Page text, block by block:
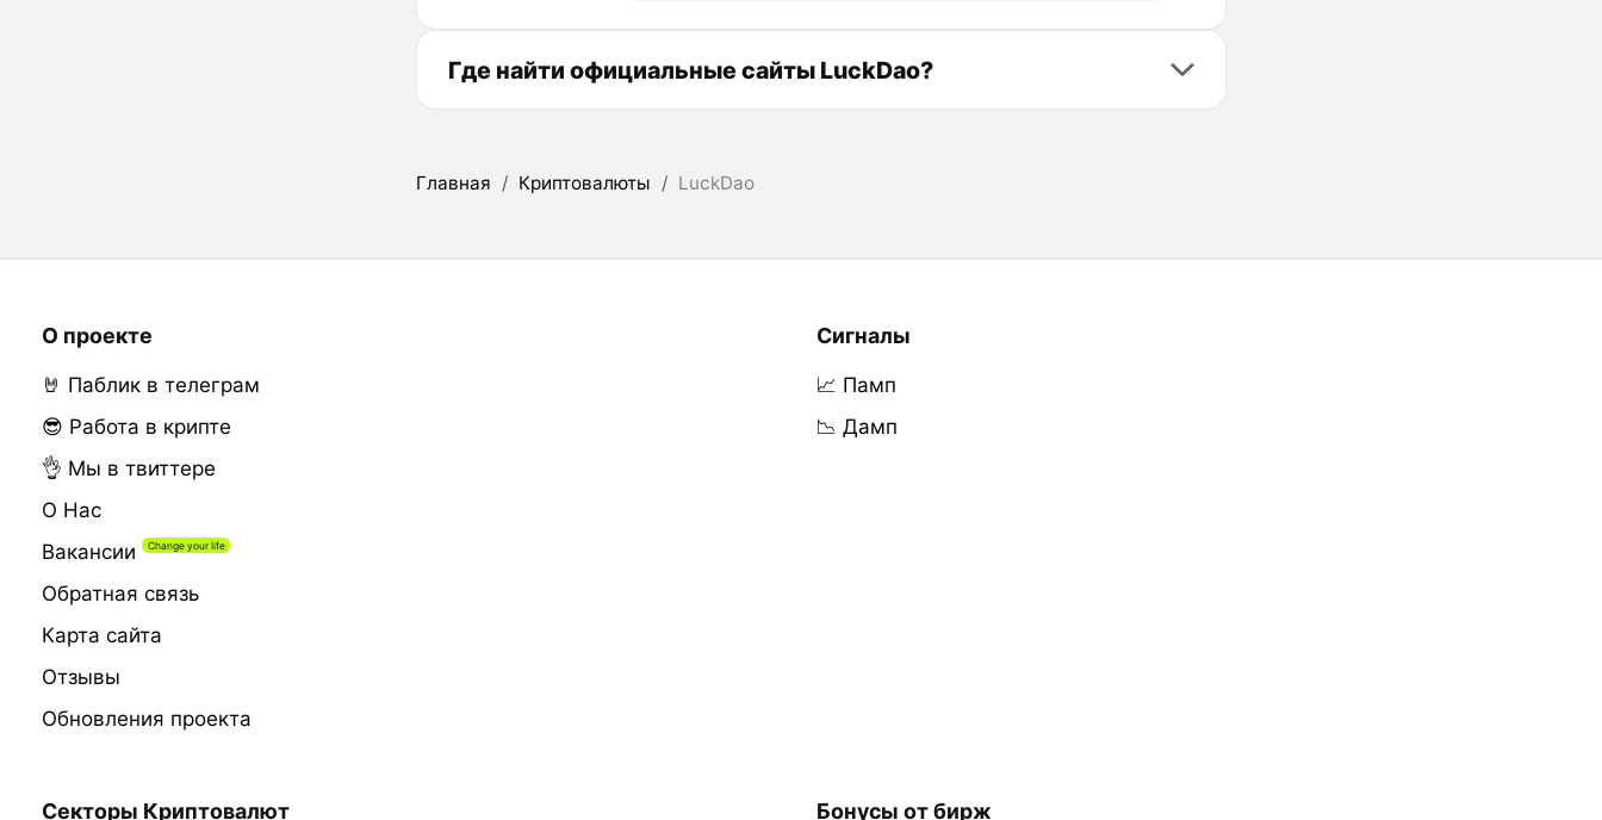
Где найти официальные сайты LuckDao?
Главная / Криптовалюты / LuckDao
О проекте
🤘 Паблик в телеграм
😎 Работа в крипте
👌 Мы в твиттере
О Нас
Вакансии
Обратная связь
Карта сайта
Отзывы
Обновления проекта
Сигналы
📈 Памп
📉 Дамп
Секторы Криптовалют Бонусы от бирж